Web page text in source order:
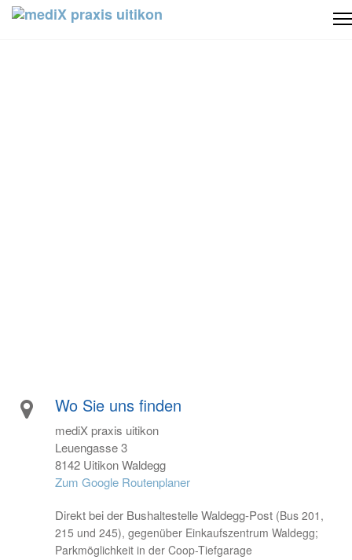
Wo Sie uns finden
mediX praxis uitikon
Leuengasse 3
8142 Uitikon Waldegg
Zum Google Routenplaner
Direkt bei der Bushaltestelle Waldegg-Post (Bus 201,
215 und 245), gegenüber Einkaufszentrum Waldegg;
Parkmöglichkeit in der Coop-Tiefgarage